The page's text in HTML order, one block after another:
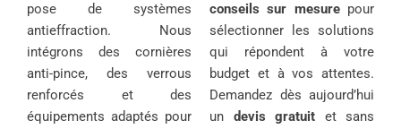
pose de systèmes
antieffraction. Nous
intégrons des cornières
anti-pince, des verrous
renforcés et des
équipements adaptés pour
conseils sur mesurepour
sélectionner les solutions
qui répondent à votre
budget et à vos attentes.
Demandez dès aujourd’hui
un devis gratuit et sans